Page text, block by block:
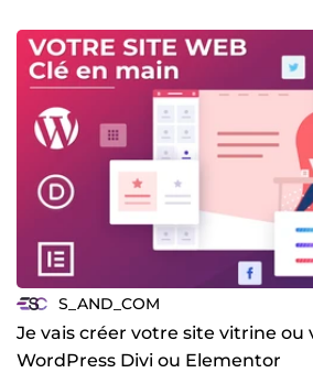
S_AND_COM
Je vais créer votre site vitrine ou
WordPress Divi ou Elementor